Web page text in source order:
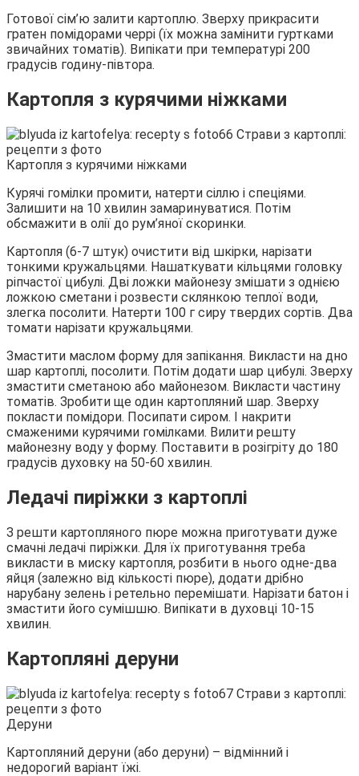
Готової сім’ю залити картоплю. Зверху прикрасити
гратен помідорами черрі (їх можна замінити гуртками
звичайних томатів). Випікати при температурі 200
градусів годину-півтора.
Картопля з курячими ніжками
Картопля з курячими ніжками
Курячі гомілки промити, натерти сіллю і спеціями.
Залишити на 10 хвилин замаринуватися. Потім
обсмажити в олії до рум’яної скоринки.
Картопля (6-7 штук) очистити від шкірки, нарізати
тонкими кружальцями. Нашаткувати кільцями головку
ріпчастої цибулі. Дві ложки майонезу змішати з однією
ложкою сметани і розвести склянкою теплої води,
злегка посолити. Натерти 100 г сиру твердих сортів. Два
томати нарізати кружальцями.
Змастити маслом форму для запікання. Викласти на дно
шар картоплі, посолити. Потім додати шар цибулі. Зверху
змастити сметаною або майонезом. Викласти частину
томатів. Зробити ще один картопляний шар. Зверху
покласти помідори. Посипати сиром. І накрити
смаженими курячими гомілками. Вилити решту
майонезну воду у форму. Поставити в розігріту до 180
градусів духовку на 50-60 хвилин.
Ледачі пиріжки з картоплі
З решти картопляного пюре можна приготувати дуже
смачні ледачі пиріжки. Для їх приготування треба
викласти в миску картопля, розбити в нього одне-два
яйця (залежно від кількості пюре), додати дрібно
нарубану зелень і ретельно перемішати. Нарізати батон і
змастити його сумішшю. Випікати в духовці 10-15
хвилин.
Картопляні деруни
Деруни
Картопляний деруни (або деруни) – відмінний і
недорогий варіант їжі.